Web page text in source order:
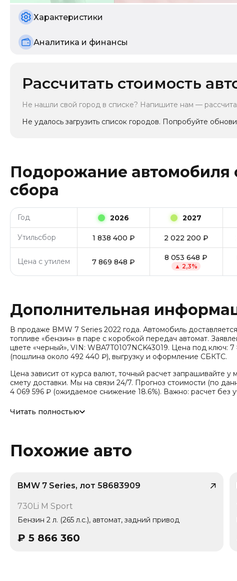
Характеристики
Аналитика и финансы
Рассчитать стоимость
Не нашли свой город в списке? Напишите нам —
Не удалось загрузить список городов. Попробуйте
Подорожание автомобиля
сбора
Год 2026 2027
Утильсбор 1 838 400 ₽ 2 022 200 ₽
Цена с утилем 7 869 848 ₽ 8 053 648 ₽
▲ 2,3%
Дополнительная
В продаже BMW 7 Series 2022 года. Автомобиль
топливе «бензин» в паре с коробкой передач автомат.
цвете «черный», VIN: WBA7T0107NCK43019. Цена под
(пошлина около 492 440 ₽), выгрузку и оформление СБКТС.
Цена зависит от курса валют, точный расчет запрашивайте
смету доставки. Мы на связи 24/7. Прогноз стоимости (по
4 069 596 ₽ (ожидаемое снижение 18.6%). Важно: расчет без
Модель относится к классу «Большой автомобиль» (эко-
Читать полностью
Похожие авто
BMW 7 Series, лот 58683909
1 владелец
730Li M Sport
Бензин 2 л. (265 л.с.), автомат, задний привод
₽ 5 866 360